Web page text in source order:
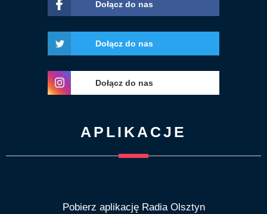
Dołącz do nas
Dołącz do nas
Dołącz do nas
APLIKACJE
Pobierz aplikację Radia Olsztyn